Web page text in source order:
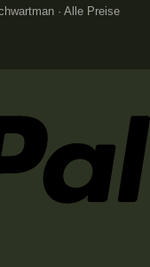
· Alle Preise